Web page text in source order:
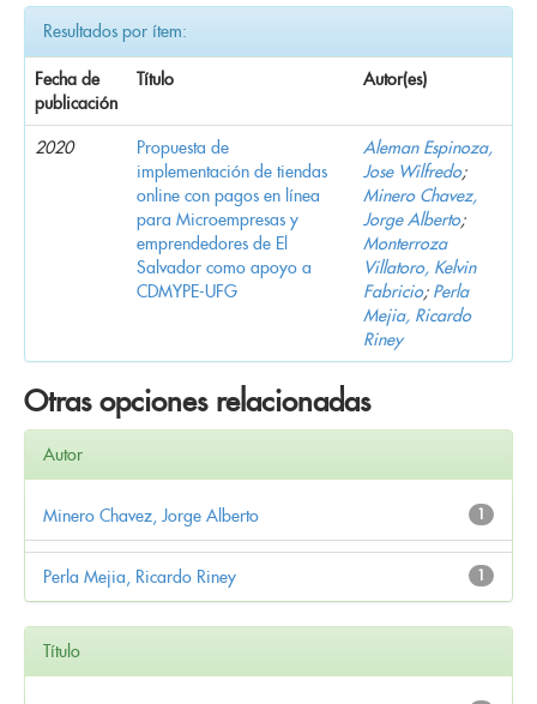
Resultados por ítem:
Fecha de
publicación
Título Autor(es)
2020
Propuesta de
implementación de tiendas
online con pagos en línea
para Microempresas y
emprendedores de El
Salvador como apoyo a
CDMYPE-UFG
Aleman Espinoza,
Jose Wilfredo;
Minero Chavez,
Jorge Alberto;
Monterroza
Villatoro, Kelvin
Fabricio; Perla
Mejia, Ricardo
Riney
Otras opciones relacionadas
Autor
1
Minero Chavez, Jorge Alberto
1
Perla Mejia, Ricardo Riney
Título